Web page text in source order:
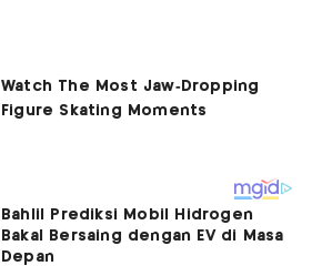
Bahlil Prediksi Mobil Hidrogen
Bakal Bersaing dengan EV di Masa
Depan